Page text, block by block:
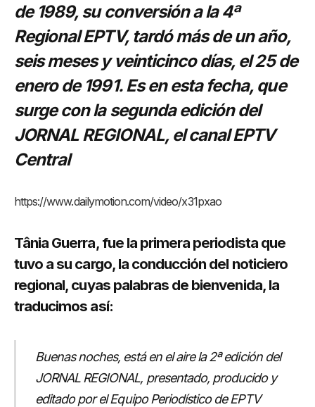
de 1989, su conversión a la 4ª
Regional EPTV, tardó más de un año,
seis meses y veinticinco días, el 25 de
enero de 1991. Es en esta fecha, que
surge con la segunda edición del
JORNAL REGIONAL, el canal EPTV
Central
https://www.dailymotion.com/video/x31pxao
Tânia Guerra, fue la primera periodista que
tuvo a su cargo, la conducción del noticiero
regional, cuyas palabras de bienvenida, la
traducimos así:
Buenas noches, está en el aire la 2ª edición del
JORNAL REGIONAL, presentado, producido y
editado por el Equipo Periodístico de EPTV